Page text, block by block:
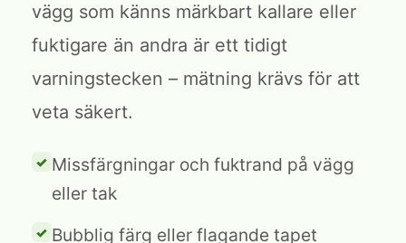
vägg som känns märkbart kallare eller
fuktigare än andra är ett tidigt
varningstecken – mätning krävs för att
veta säkert.
Missfärgningar och fuktrand på vägg
eller tak
Bubblig färg eller flagande tapet